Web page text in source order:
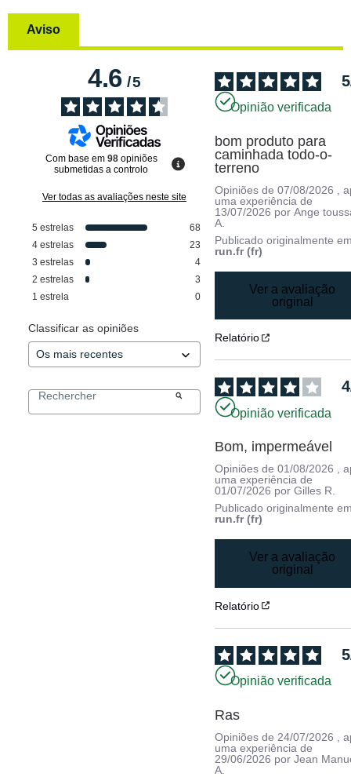
Aviso
4.6/5
Com base em 98 opiniões
submetidas a controlo
Ver todas as avaliações neste site
5 estrelas
68
4 estrelas
23
3 estrelas
4
2 estrelas
3
1 estrela 0
Classificar as opiniões
5
Opinião verificada
bom produto para
caminhada todo-o-
terreno
Opiniões de07/08/2026
,
uma experiência de
13/07/2026 porAnge
A.
Publicado originalmente
run.fr (fr)
Ver a avaliação
original
Relatório
4
Opinião verificada
Bom, impermeável
Opiniões de01/08/2026 ,
uma experiência de
01/07/2026 porGilles R.
Publicado originalmente
run.fr (fr)
Ver a avaliação
original
Relatório
5
Opinião verificada
Ras
Opiniões de 24/07/2026
,
uma experiência de
29/06/2026 porJean
A.